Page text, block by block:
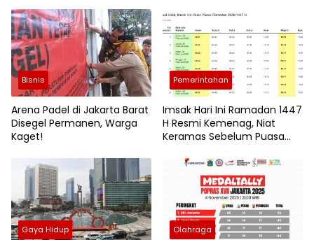
Bisnis
Arena Padel di Jakarta Barat
Disegel Permanen, Warga
Kaget!
Pemerintahan
Imsak Hari Ini Ramadan 1447
H Resmi Kemenag, Niat
Keramas Sebelum Puasa
Gaya Hidup Olahraga